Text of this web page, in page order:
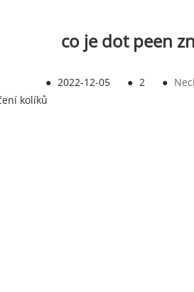
co je dot peen
● 2022-12-05 ● 2 ●
kolíků